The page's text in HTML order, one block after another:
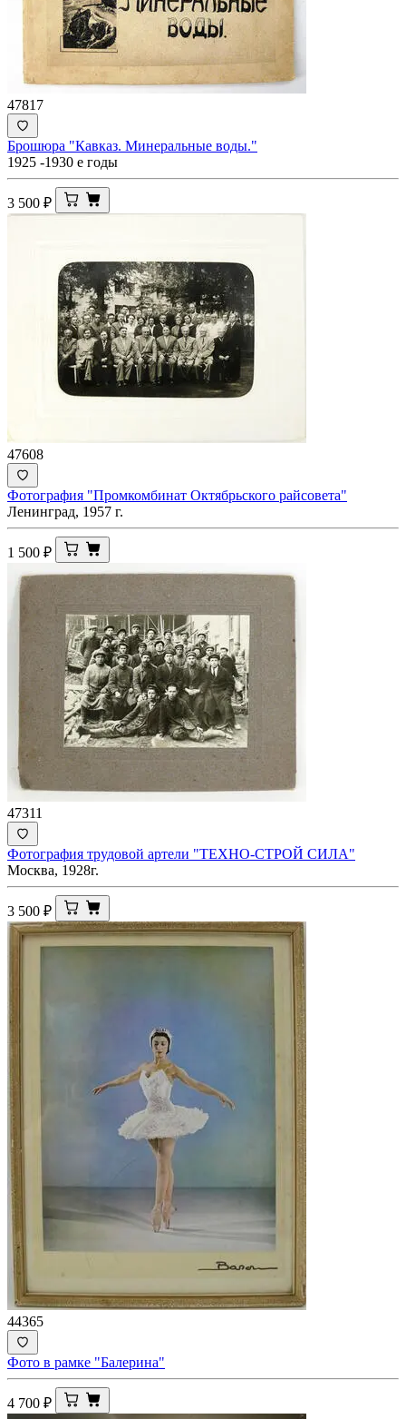
47817
Брошюра "Кавказ. Минеральные воды."
1925 -1930 е годы
3 500 ₽
47608
Фотография "Промкомбинат Октябрьского райсовета"
Ленинград, 1957 г.
1 500 ₽
47311
Фотография трудовой артели "ТЕХНО-СТРОЙ СИЛА"
Москва, 1928г.
3 500 ₽
44365
Фото в рамке "Балерина"
4 700 ₽